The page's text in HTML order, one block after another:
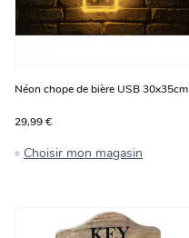
Néon chope de bière USB 30x35cm
29,99 €
Choisir mon magasin